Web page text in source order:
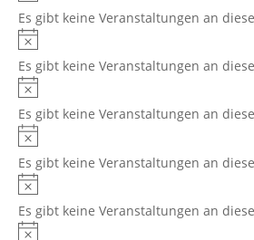
Es gibt keine Veranstaltungen an
Hinweis
Es gibt keine Veranstaltungen an
Hinweis
Es gibt keine Veranstaltungen an
Hinweis
Es gibt keine Veranstaltungen an
Hinweis
Es gibt keine Veranstaltungen an
Hinweis